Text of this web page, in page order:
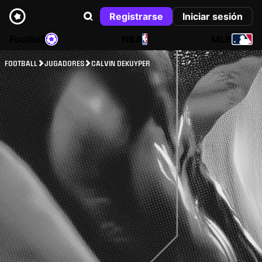
Registrarse
Iniciar sesión
NBA
FOOTBALL JUGADORES CALVIN DEKUYPER